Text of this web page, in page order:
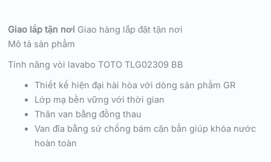
Giao lắp tận nơi Giao hàng lắp đặt tận nơi
Mô tả sản phẩm
Tính năng vòi lavabo TOTO TLG02309 BB
Thiết kế hiện đại hài hòa với dòng sản phẩm GR
Lớp mạ bền vững với thời gian
Thân van bằng đồng thau
Van đĩa bằng sứ chống bám cặn bẩn giúp khóa nước
hoàn toàn